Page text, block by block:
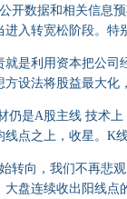
数据和相关信息预
入转宽松阶段。特
利用资本把公司
设法将股益最大化
是A股主线 技术上
线点之上，收星。K
向，我们不再悲观
盘连续收出阳线点